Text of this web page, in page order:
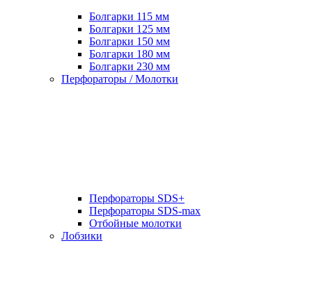
Болгарки 115 мм
Болгарки 125 мм
Болгарки 150 мм
Болгарки 180 мм
Болгарки 230 мм
Перфораторы / Молотки
Перфораторы SDS+
Перфораторы SDS-max
Отбойные молотки
Лобзики